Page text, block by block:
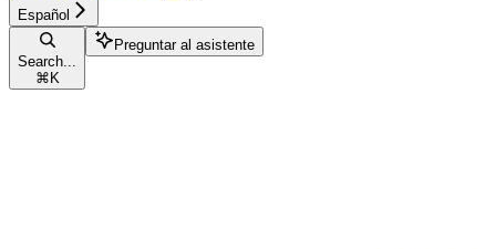
Español
Search...
⌘ K
Preguntar al asistente